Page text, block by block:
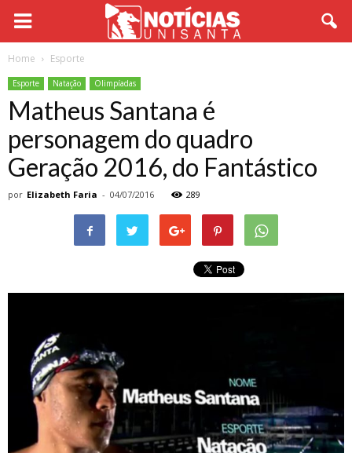
Home Esporte
Esporte Natação Olimpíadas
Matheus Santana é
personagem do quadro
Geração 2016, do Fantástico
por Elizabeth Faria - 04/07/2016 289